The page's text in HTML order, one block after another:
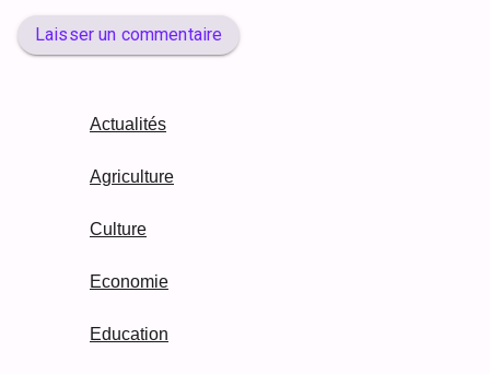
Laisser un commentaire
Actualités
Agriculture
Culture
Economie
Education